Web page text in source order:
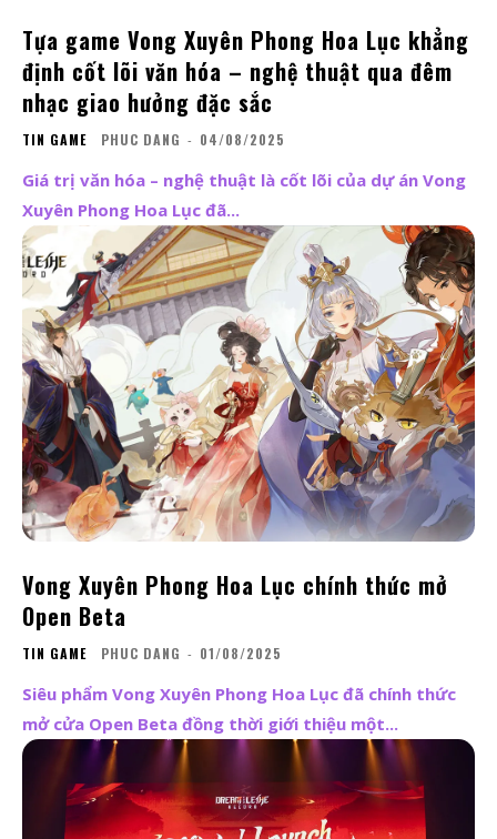
Tựa game Vong Xuyên Phong Hoa Lục khẳng
định cốt lõi văn hóa – nghệ thuật qua đêm
nhạc giao hưởng đặc sắc
TIN GAME PHUC DANG - 04/08/2025
Giá trị văn hóa – nghệ thuật là cốt lõi của dự án Vong
Xuyên Phong Hoa Lục đã...
Vong Xuyên Phong Hoa Lục chính thức mở
Open Beta
TIN GAME PHUC DANG - 01/08/2025
Siêu phẩm Vong Xuyên Phong Hoa Lục đã chính thức
mở cửa Open Beta đồng thời giới thiệu một...